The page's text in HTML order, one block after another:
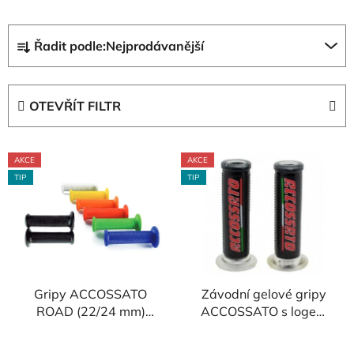
a
z
p
r
Řadit podle:Nejprodávanější
OTEVŘÍT FILTR
V
ý
AKCE
TIP
Gripy ACCOSSATO
ROAD (22/24 mm)
AKCE
TIP
Závodní gelové gripy
ACCOSSATO s logem